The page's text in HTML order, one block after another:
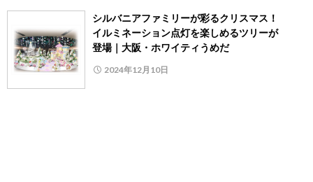
シルバニアファミリーが彩るクリスマス！
イルミネーション点灯を楽しめるツリーが
登場｜大阪・ホワイティうめだ
2024年12月10日